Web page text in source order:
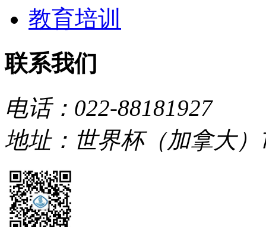
教育培训
联系我们
电话：022-88181927
地址：世界杯（加拿大